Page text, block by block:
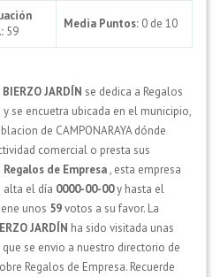
59
Media Puntos: 0 de 10
BIERZO JARDÍN se dedica a Regalos
y se encuetra ubicada en el municipio,
de CAMPONARAYA dónde
comercial o presta sus
Regalos de Empresa, esta empresa
alta el día 0000-00-00y hasta el
unos 59votos a su favor. La
JARDÍN ha sido visitada unas
que se envio a nuestro directorio de
Regalos de Empresa. Recuerde